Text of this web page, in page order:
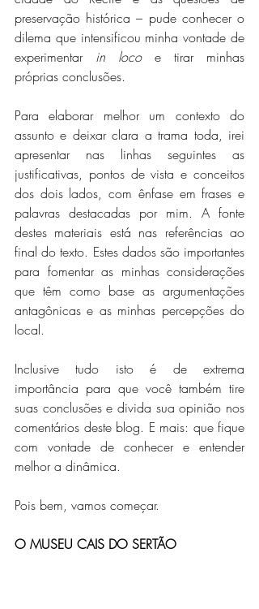
preservação histórica – pude conhecer o
dilema que intensificou minha vontade de
experimentar in loco e tirar minhas
próprias conclusões.
Para elaborar melhor um contexto do
assunto e deixar clara a trama toda, irei
apresentar nas linhas seguintes as
justificativas, pontos de vista e conceitos
dos dois lados, com ênfase em frases e
palavras destacadas por mim. A fonte
destes materiais está nas referências ao
final do texto. Estes dados são importantes
para fomentar as minhas considerações
que têm como base as argumentações
antagônicas e as minhas percepções do
local.
Inclusive tudo isto é de extrema
importância para que você também tire
suas conclusões e divida sua opinião nos
comentários deste blog. E mais: que fique
com vontade de conhecer e entender
melhor a dinâmica.
Pois bem, vamos começar.
O MUSEU CAIS DO SERTÃO